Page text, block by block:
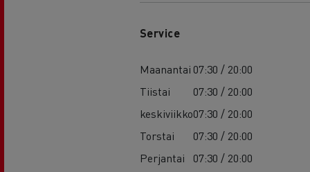
Service
Maanantai 07:30 / 20:00
Tiistai
07:30 / 20:00
keskiviikko07:30 / 20:00
Torstai
07:30 / 20:00
Perjantai
07:30 / 20:00